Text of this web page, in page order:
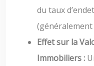
du taux
(généralement
Effet sur la
Immobiliers :